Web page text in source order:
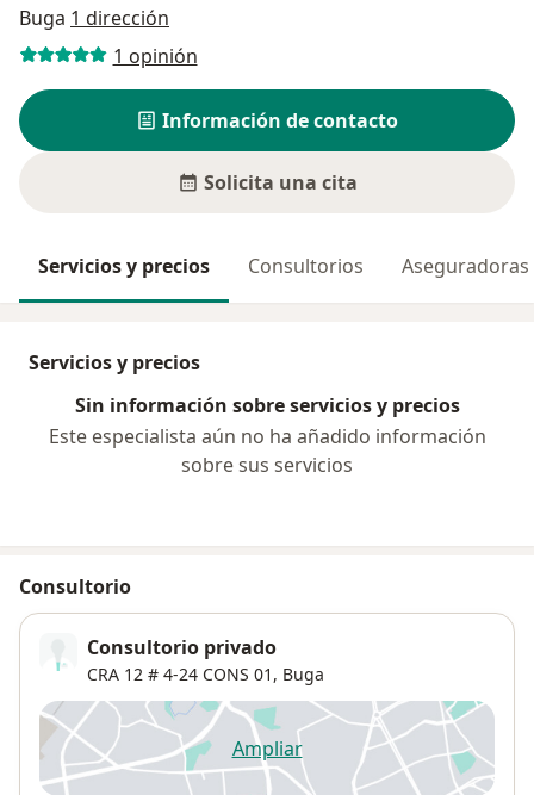
Buga 1 dirección
1 opinión
Información de contacto
Solicita una cita
Servicios y precios Consultorios Aseguradoras
Servicios y precios
Sin información sobre servicios y precios
Este especialista aún no ha añadido información
sobre sus servicios
Consultorio
Consultorio privado
CRA 12 # 4‐24 CONS 01, Buga
Ampliarse abre en una nueva